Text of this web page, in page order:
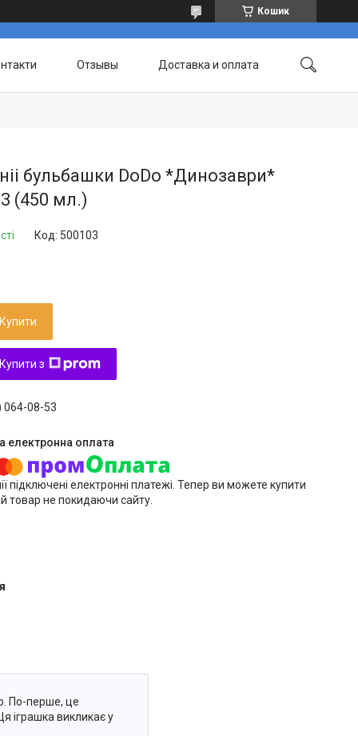
Кошик
Отзывы Доставка и оплата
бульбашки DoDo *Динозаври*
(450 мл.)
Код: 500103
Купити
Купити з
064-08-53
підключені електронні платежі. Тепер ви можете купити
товар не покидаючи сайту.
По-перше, це
іграшка викликає у